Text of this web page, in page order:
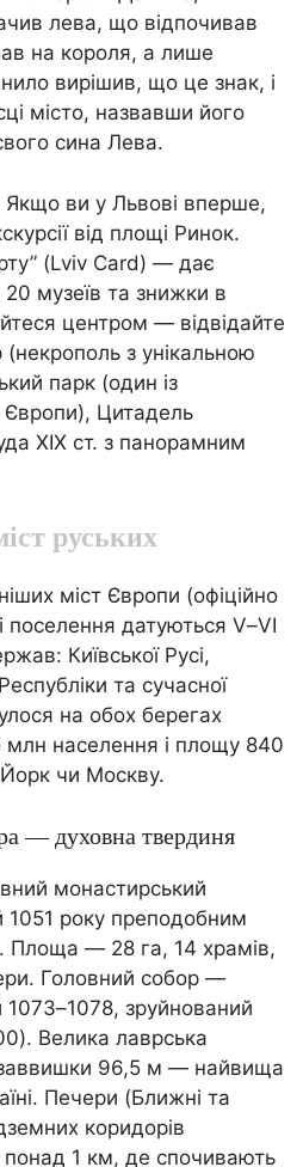
лева, що відпочивав
на короля, а лише
вирішив, що це знак, і
місто, назвавши його
сина Лева.
Якщо ви у Львові вперше,
від площі Ринок.
(Lviv Card) — дає
музеїв та знижки в
центром — відвідайте
з унікальною
парк (один із
Європи), Цитадель
XIX ст. з панорамним
руських
міст Європи (офіційно
поселення датуються V–VI
Київської Русі,
та сучасної
на обох берегах
населення і площу 840
чи Москву.
— духовна твердиня
монастирський
1051 року преподобним
Площа — 28 га, 14 храмів,
Головний собор —
зруйнований
Велика лаврська
заввишки 96,5 м — найвища
Печери (Ближні та
коридорів
1 км, де спочивають